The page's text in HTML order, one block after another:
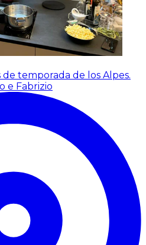
temporada de los Alpes.
e Fabrizio